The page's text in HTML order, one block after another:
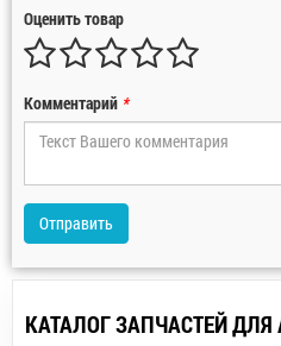
Оценить товар
Комментарий *
Отправить
КАТАЛОГ ЗАПЧАСТЕЙ